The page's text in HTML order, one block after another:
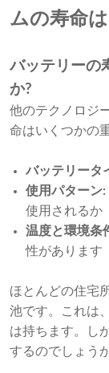
ムの寿命
バッテリーの
か?
他のテクノロジ
命はいくつかの
バッテリータ
使用パターン:
使用されるか
温度と環境条
性があります
ほとんどの住宅
池です。これは
は持ちます。し
するのでしょう